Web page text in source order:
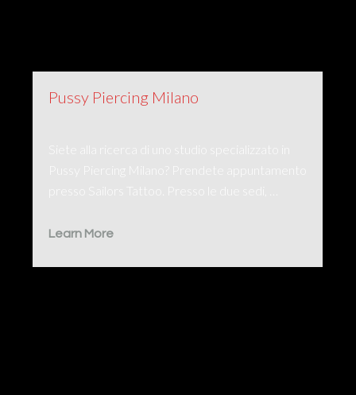
Pussy Piercing Milano
Pussy Piercing Milano? Prendete appuntamento
presso Sailors Tattoo. Presso le due sedi, …
Learn More